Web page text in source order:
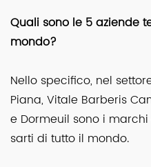
Quali sono le 5 aziende
mondo?
Nello specifico, nel
Piana, Vitale Barberis
e Dormeuil sono i
sarti di tutto il mondo.